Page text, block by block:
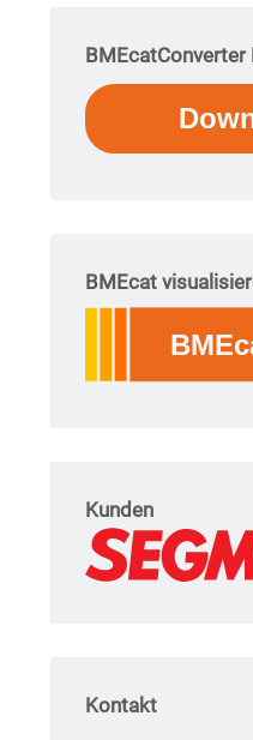
BMEcatConverter
BMEcat
Kunden
Kontakt